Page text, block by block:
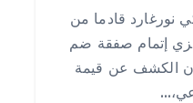
نورغارد قادما من
إتمام صفقة ضم
الكشف عن قيمة